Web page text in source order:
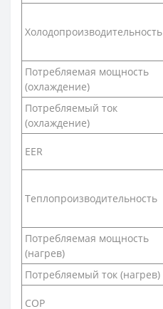
Холодопроизводительность
Потребляемая мощность
(охлаждение)
Потребляемый ток
(охлаждение)
EER
Теплопроизводительность
Потребляемая мощность
(нагрев)
Потребляемый ток (нагрев)
COP